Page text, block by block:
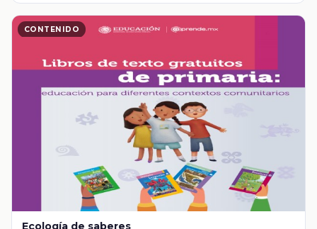
CONTENIDO
Ecología de saberes